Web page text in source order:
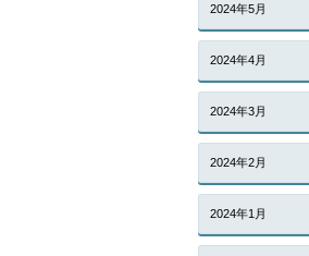
2024年5月
2024年4月
2024年3月
2024年2月
2024年1月